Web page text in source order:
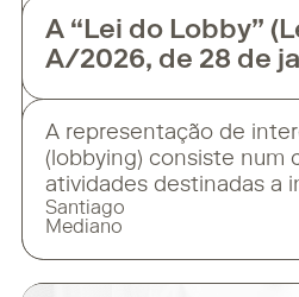
A “Lei do Lobby”
A/2026, de 28 de
A representação de
(lobbying) consiste num
atividades destinadas a
ou indiretamente, a
de políticas públicas,
regulamentares,
contratos públicos,
Santiago
Mediano